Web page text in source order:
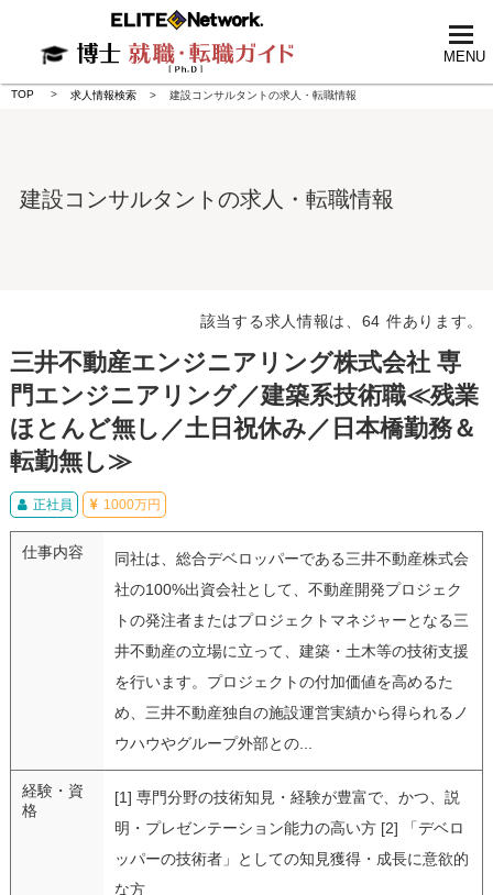
MENU
TOP 求人情報検索 建設コンサルタントの求人・転職情報
建設コンサルタントの求人・転職情報
該当する求人情報は、64 件あります。
三井不動産エンジニアリング株式会社 専
門エンジニアリング／建築系技術職≪残業
ほとんど無し／土日祝休み／日本橋勤務＆
転勤無し≫
正社員 1000万円
仕事内容
同社は、総合デベロッパーである三井不動産株式会
社の100%出資会社として、不動産開発プロジェク
トの発注者またはプロジェクトマネジャーとなる三
井不動産の立場に立って、建築・土木等の技術支援
を行います。プロジェクトの付加価値を高めるた
め、三井不動産独自の施設運営実績から得られるノ
ウハウやグループ外部との...
経験・資
格
[1] 専門分野の技術知見・経験が豊富で、かつ、説
明・プレゼンテーション能力の高い方 [2] 「デベロ
ッパーの技術者」としての知見獲得・成長に意欲的
な方